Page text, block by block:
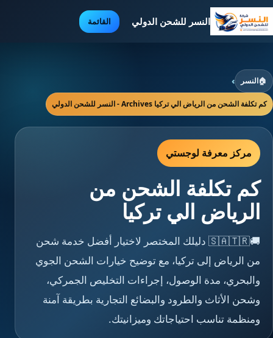
النسر للشحن الدولي القائمة
🏠النسر ›
كم تكلفة الشحن من الرياض الي تركيا Archives - النسر للشحن الدولي
مركز معرفة لوجستي
كم تكلفة الشحن من
الرياض الي تركيا
🚚🇸🇦🇹🇷 دليلك المختصر لاختيار أفضل خدمة شحن
من الرياض إلى تركيا، مع توضيح خيارات الشحن الجوي
والبحري، مدة الوصول، إجراءات التخليص الجمركي،
وشحن الأثاث والطرود والبضائع التجارية بطريقة آمنة
ومنظمة تناسب احتياجاتك وميزانيتك.